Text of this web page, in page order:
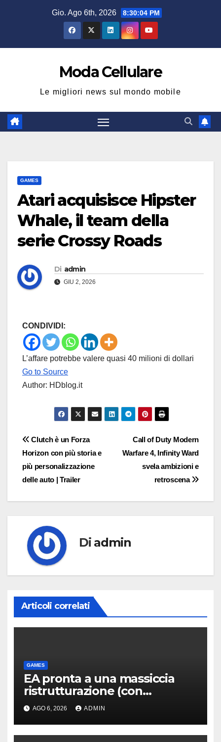
Gio. Ago 6th, 2026 8:30:05 PM
Moda Cellulare
Le migliori news sul mondo mobile
GAMES
Atari acquisisce Hipster
Whale, il team della
serie Crossy Roads
Di admin
GIU 2, 2026
CONDIVIDI:
L’affare potrebbe valere quasi 40 milioni di dollari
Go to Source
Author: HDblog.it
Navigazione
articoli
Call of Duty Modern
Warfare 4, Infinity Ward
svela ambizioni e
retroscena
Clutch è un Forza
Horizon con più storia e
più personalizzazione
delle auto | Trailer
Di admin
Articoli correlati
GAMES
EA pronta a una massiccia
ristrutturazione (con
licenziamenti) dopo l’addio
alla Borsa?
AGO 6, 2026 ADMIN